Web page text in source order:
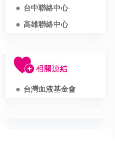
台中聯絡中心
高雄聯絡中心
台灣血液基金會